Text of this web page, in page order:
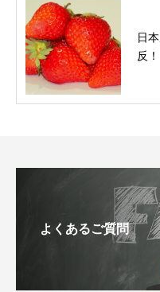
日
反
よくあるご質問